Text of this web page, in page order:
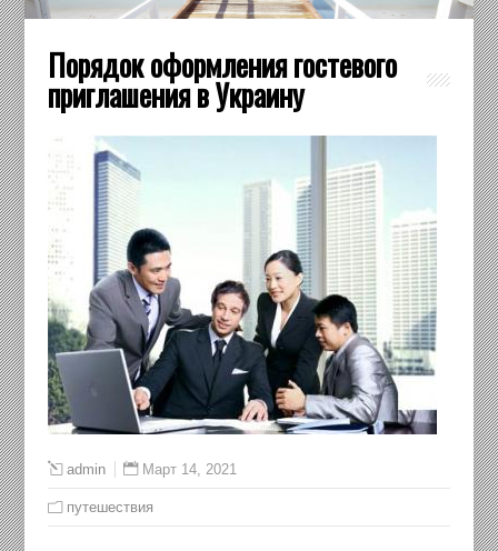
Порядок оформления гостевого
приглашения в Украину
admin Март 14, 2021
путешествия